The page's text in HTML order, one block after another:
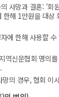
사망과 결혼: '회
해 1만원을 대상
에 한해 사용할
역신문협회 명의
의 경우, 협회 이